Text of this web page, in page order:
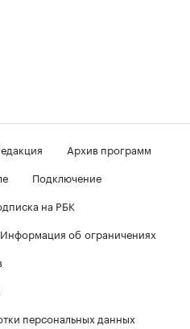
Архив программ
Подключение
на РБК
Информация об ограничениях
персональных данных